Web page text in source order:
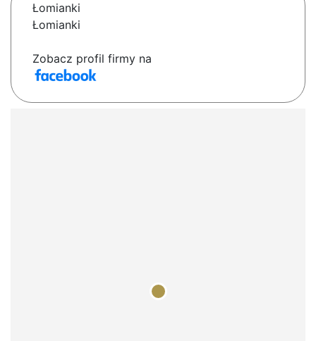
Łomianki
Łomianki
Zobacz profil firmy na